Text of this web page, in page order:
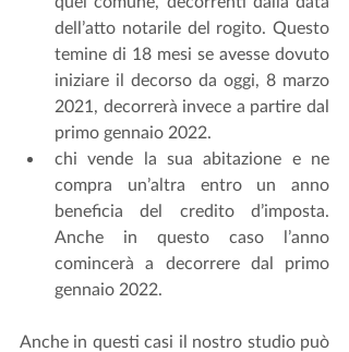
dell’atto notarile del rogito. Questo
temine di 18 mesi se avesse dovuto
iniziare il decorso da oggi, 8 marzo
2021, decorrerà invece a partire dal
primo gennaio 2022.
chi vende la sua abitazione e ne
compra un’altra entro un anno
beneficia del credito d’imposta.
Anche in questo caso l’anno
comincerà a decorrere dal primo
gennaio 2022.
Anche in questi casi il nostro studio può